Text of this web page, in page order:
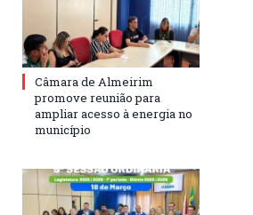
Câmara de Almeirim
promove reunião para
ampliar acesso à energia no
município